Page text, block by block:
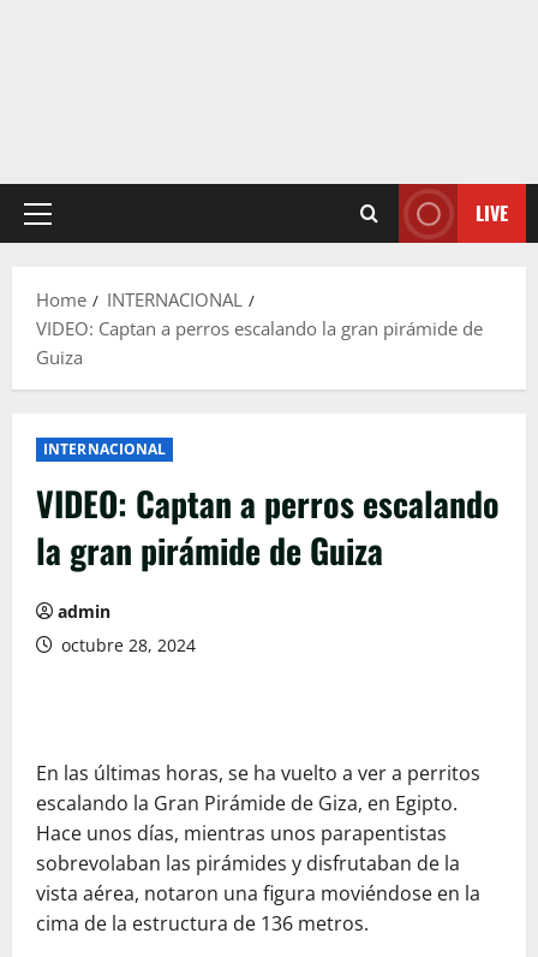
Primary
LIVE
Home
INTERNACIONAL
VIDEO: Captan a perros escalando la gran pirámide de
Guiza
INTERNACIONAL
VIDEO: Captan a perros escalando
la gran pirámide de Guiza
admin
octubre 28, 2024
En las últimas horas, se ha vuelto a ver a perritos
escalando la Gran Pirámide de Giza, en Egipto.
Hace unos días, mientras unos parapentistas
sobrevolaban las pirámides y disfrutaban de la
vista aérea, notaron una figura moviéndose en la
cima de la estructura de 136 metros.